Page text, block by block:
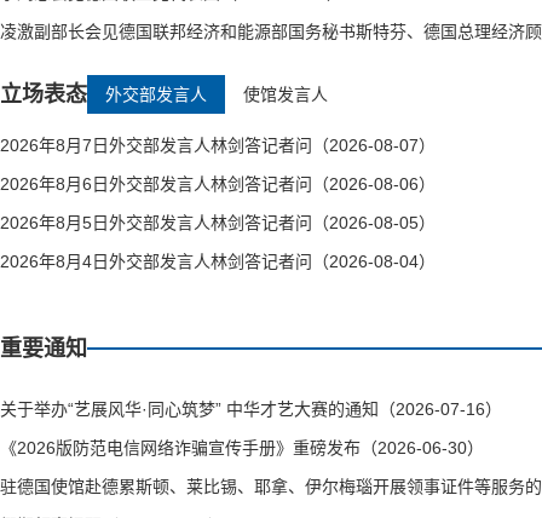
凌激副部长会见德国联邦经济和能源部国务秘书斯特芬、德国总理经济
立场表态 外交部发言人 使馆发言人
2026年8月7日外交部发言人林剑答记者问（2026-08-07）
2026年8月6日外交部发言人林剑答记者问（2026-08-06）
2026年8月5日外交部发言人林剑答记者问（2026-08-05）
2026年8月4日外交部发言人林剑答记者问（2026-08-04）
重要通知
关于举办“艺展风华·同心筑梦” 中华才艺大赛的通知（2026-07-16）
《2026版防范电信网络诈骗宣传手册》重磅发布（2026-06-30）
驻德国使馆赴德累斯顿、莱比锡、耶拿、伊尔梅瑙开展领事证件等服务